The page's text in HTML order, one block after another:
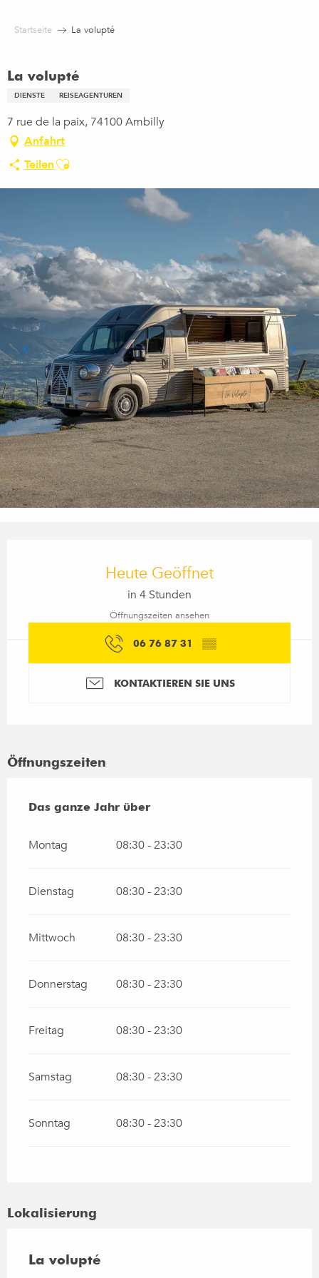
Startseite La volupté
La volupté
DIENSTE REISEAGENTUREN
7 rue de la paix, 74100 Ambilly
Anfahrt
TeilenAjouter aux favoris
Heute Geöffnet
in 4 Stunden
Öffnungszeiten ansehen
06 76 87 31 ▒▒
KONTAKTIEREN SIE UNS
Öffnungszeiten
Das ganze Jahr über
Das ganze Jahr über
Montag 08:30 - 23:30
Dienstag 08:30 - 23:30
Mittwoch 08:30 - 23:30
Donnerstag 08:30 - 23:30
Freitag 08:30 - 23:30
Samstag 08:30 - 23:30
Sonntag 08:30 - 23:30
Lokalisierung
La volupté